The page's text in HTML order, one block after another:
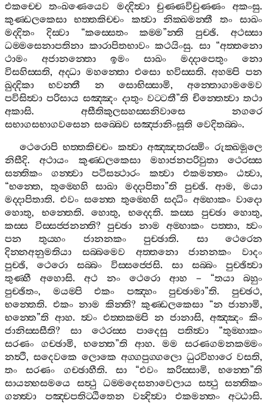
එකච‍්චෙ
තංඛණෙයෙව මද‍්දිත්‍වා චුණ‍්ණවිචුණ‍්ණං අකංසු.
කුණ‍්ඩලකෙසා
භත‍්තකිච‍්චං කත්‍වා නික‍්ඛමන‍්තී තං
සාඛං
මද‍්දිතං
දිස‍්වා“කස‍්සෙතං කම‍්ම”න‍්ති පුච‍්ඡි.අථස‍්සා
ධම‍්මසෙනාපතිනා කාරාපිතභාවං කථයිංසු. සා“අත‍්තනො
ථාමං
අජානන‍්තො ඉමං සාඛං මද‍්දාපෙතුං
නො
විසහිස‍්සති, අද‍්ධා මහන‍්තො එසො භවිස‍්සති.අහම‍්පි පන
ඛුද‍්දිකා
භවන‍්තී න සොභිස‍්සාමි, අන‍්තොගාමමෙව
පවිසිත්‍වා පරිසාය සඤ‍්ඤං දාතුං වට‍්ටතී”ති චින‍්තෙත්‍වා තථා
අකාසි. අසීතිකුලසහස‍්සනිවාසෙ
නගරෙ
සභාගසභාගවසෙන සබ‍්බෙව සඤ‍්ජානිංසූති වෙදිතබ‍්බං.
ථෙරොපි භත‍්තකිච‍්චං කත්‍වා අඤ‍්ඤතරස‍්මිං රුක‍්ඛමූලෙ
නිසීදි.අථායං කුණ‍්ඩලකෙසා මහාජනපරිවුතා
ථෙරස‍්ස
සන‍්තිකං
ගන‍්ත්‍වා පටිසන්‍ථාරං කත්‍වා එකමන‍්තං ඨත්‍වා,
“භන‍්තෙ, තුම‍්හෙහි සාඛා මද‍්දාපිතා”ති පුච‍්ඡි.ආම,මයා
මද‍්දාපිතාති. එවං සන‍්තෙ තුම‍්හෙහි සද‍්ධිං අම‍්හාකං වාදො
හොතු, භන‍්තෙති. හොතු, භද‍්දෙති. කස‍්ස පුච‍්ඡා හොතු,
කස‍්ස
විස‍්සජ‍්ජනන‍්ති? පුච‍්ඡා නාම අම‍්හාකං පත‍්තා, ත්‍වං
පන
තුය‍්හං ජානනකං පුච‍්ඡාති. සා
ථෙරෙන
දින‍්නඅනුමතියා
සබ‍්බමෙව අත‍්තනො ජානනකං
වාදං
පුච‍්ඡි, ථෙරො සබ‍්බං විස‍්සජ‍්ජෙසි. සා සබ‍්බං
පුච‍්ඡිත්‍වා
තුණ‍්හී
අහොසි. අථ නං ථෙරො ආහ – “තයා
බහුං
පුච‍්ඡිතං, මයම‍්පි එකං පඤ‍්හං පුච‍්ඡාමා”ති.පුච‍්ඡථ,
භන‍්තෙති. එකං නාම කින‍්ති? කුණ‍්ඩලකෙසා “න ජානාමි,
භන‍්තෙ”ති ආහ. ත්‍වං එත‍්තකම‍්පි න ජානාසි, අඤ‍්ඤං කිං
ජානිස‍්සසීති? සා ථෙරස‍්ස පාදෙසු පතිත්‍වා “තුම‍්හාකං
සරණං
ගච‍්ඡාමි, භන‍්තෙ”ති ආහ. මම
සරණගමනකම‍්මං
නත්‍ථි, සදෙවකෙ ලොකෙ අග‍්ගපුග‍්ගලො ධුරවිහාරෙ වසති,
තං
සරණං ගච‍්ඡාහීති.සා “එවං කරිස‍්සාමි,භන‍්තෙ”ති
සායන‍්හසමයෙ
සත්‍ථු ධම‍්මදෙසනාවෙලාය සත්‍ථු සන‍්තිකං
ගන‍්ත්‍වා
පඤ‍්චපතිට‍්ඨිතෙන වන්‍දිත්‍වා එකමන‍්තං අට‍්ඨාසි.